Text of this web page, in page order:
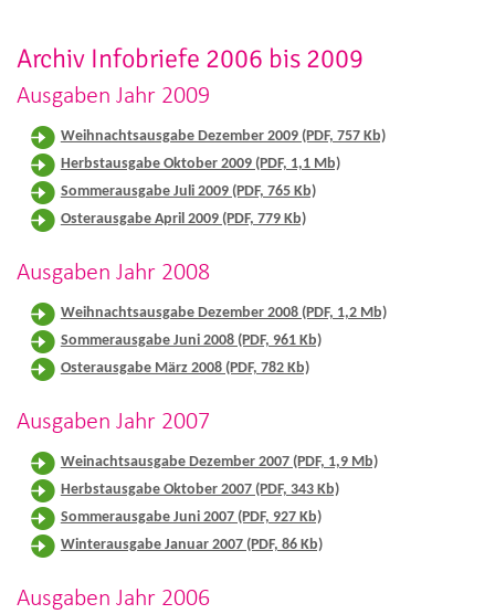
Archiv Infobriefe 2006 bis 2009
Ausgaben Jahr 2009
Weihnachtsausgabe Dezember 2009 (PDF, 757 Kb)
Herbstausgabe Oktober 2009 (PDF, 1,1 Mb)
Sommerausgabe Juli 2009 (PDF, 765 Kb)
Osterausgabe April 2009 (PDF, 779 Kb)
Ausgaben Jahr 2008
Weihnachtsausgabe Dezember 2008 (PDF, 1,2 Mb)
Sommerausgabe Juni 2008 (PDF, 961 Kb)
Osterausgabe März 2008 (PDF, 782 Kb)
Ausgaben Jahr 2007
Weinachtsausgabe Dezember 2007 (PDF, 1,9 Mb)
Herbstausgabe Oktober 2007 (PDF, 343 Kb)
Sommerausgabe Juni 2007 (PDF, 927 Kb)
Winterausgabe Januar 2007 (PDF, 86 Kb)
Ausgaben Jahr 2006